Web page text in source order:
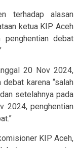
terhadap alasan
ketua KIP Aceh
debat
20 Nov 2024,
karena “salah
setelahnya pada
2024, penghentian
KIP Aceh,